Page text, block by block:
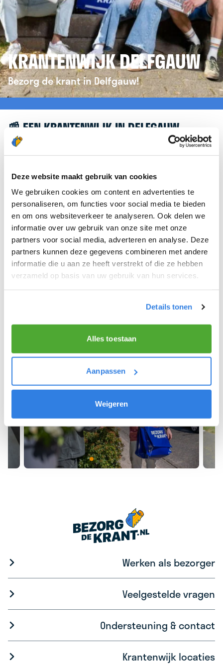
Deze website maakt gebruik van cookies
We gebruiken cookies om content en advertenties te
personaliseren, om functies voor social media te bieden
en om ons websiteverkeer te analyseren. Ook delen we
informatie over uw gebruik van onze site met onze
partners voor social media, adverteren en analyse. Deze
partners kunnen deze gegevens combineren met andere
informatie die u aan ze heeft verstrekt of die ze hebben
verzameld op basis van uw gebruik van hun services.
Details tonen
Alles toestaan
Aanpassen
Weigeren
KRANTENWIJK DELFGAUW
Bezorg de krant in Delfgauw!
📰 EEN KRANTENWIJK IN DELFGAUW
Leuk dat je geïnteresseerd bent in een
verwijzen we je graag door naar de website van
krantenbezorgen.nl . Daar kun je je eenvoudig
aanmelden om de krant te bezorgen in Delfgauw.
We hopen dat je snel aan de slag kunt en wensen
je veel succes! 🚴‍♂️💨
Meld je aan als krantenbezorger!
Werken als bezorger
Veelgestelde vragen
Ondersteuning & contact
Krantenwijk locaties